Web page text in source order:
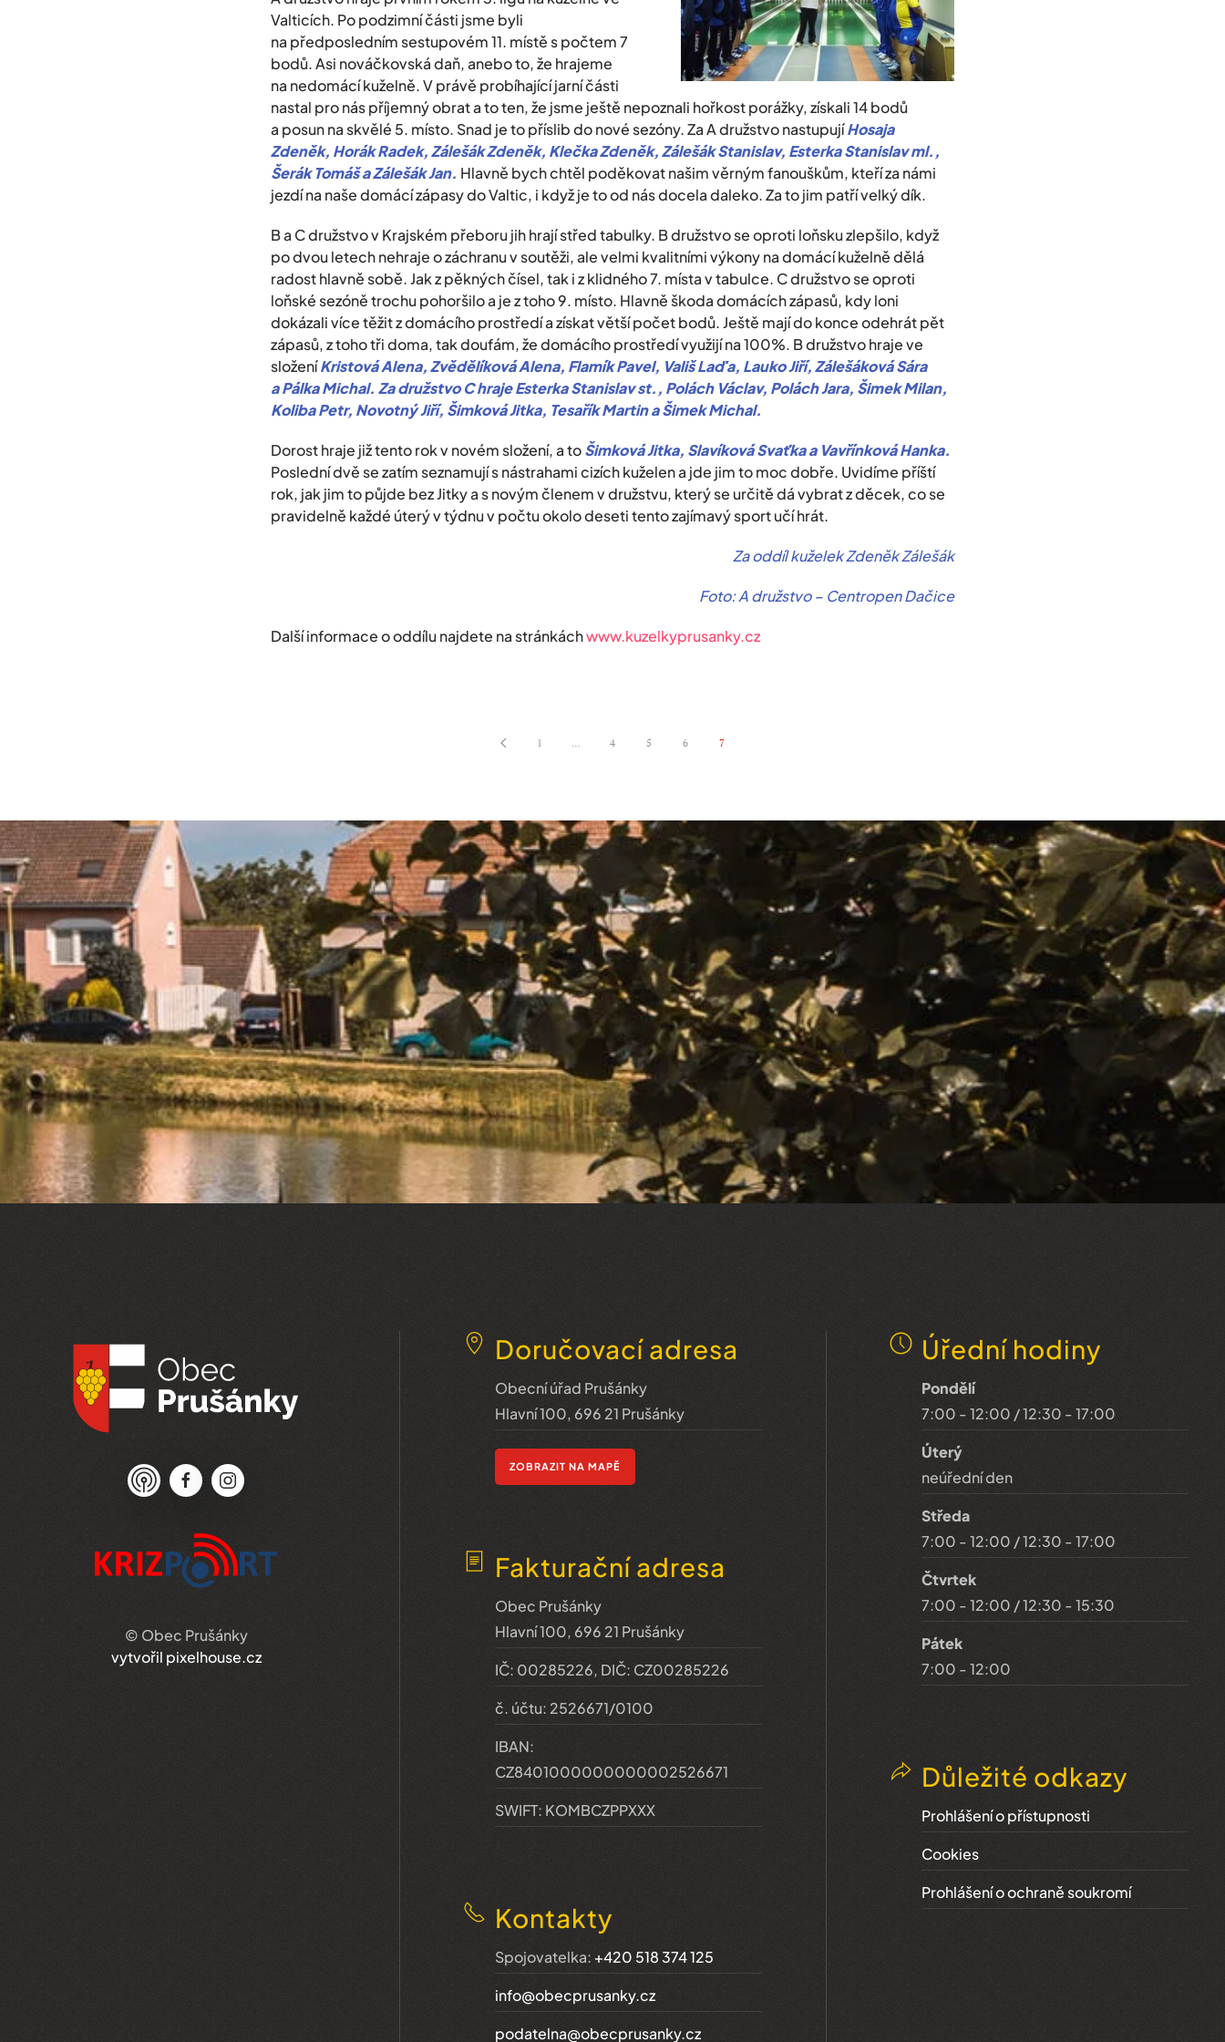
Valticích. Po podzimní části jsme byli
na předposledním sestupovém 11. místě s počtem 7
bodů. Asi nováčkovská daň, anebo to, že hrajeme
na nedomácí kuželně. V právě probíhající jarní části
nastal pro nás příjemný obrat a to ten, že jsme ještě nepoznali hořkost porážky, získali 14 bodů
a posun na skvělé 5. místo. Snad je to příslib do nové sezóny. Za A družstvo nastupujíHosaja
Zdeněk, Horák Radek, Zálešák Zdeněk, Klečka Zdeněk, Zálešák Stanislav, Esterka Stanislav ml.,
Šerák Tomáš a Zálešák Jan. Hlavně bych chtěl poděkovat našim věrným fanouškům, kteří za námi
jezdí na naše domácí zápasy do Valtic, i když je to od nás docela daleko. Za to jim patří velký dík.
B a C družstvo v Krajském přeboru jih hrají střed tabulky. B družstvo se oproti loňsku zlepšilo, když
po dvou letech nehraje o záchranu v soutěži, ale velmi kvalitními výkony na domácí kuželně dělá
radost hlavně sobě. Jak z pěkných čísel, tak i z klidného 7. místa v tabulce. C družstvo se oproti
loňské sezóně trochu pohoršilo a je z toho 9. místo. Hlavně škoda domácích zápasů, kdy loni
dokázali více těžit z domácího prostředí a získat větší počet bodů. Ještě mají do konce odehrát pět
zápasů, z toho tři doma, tak doufám, že domácího prostředí využijí na 100%. B družstvo hraje ve
složeníKristová Alena, Zvědělíková Alena, Flamík Pavel, Vališ Laďa, Lauko Jiří, Zálešáková Sára
a Pálka Michal. Za družstvo C hraje Esterka Stanislav st., Polách Václav, Polách Jara, Šimek Milan,
Koliba Petr, Novotný Jiří, Šimková Jitka, Tesařík Martin a Šimek Michal.
Dorost hraje již tento rok v novém složení, a toŠimková Jitka, Slavíková Svaťka a Vavřínková Hanka.
Poslední dvě se zatím seznamují s nástrahami cizích kuželen a jde jim to moc dobře. Uvidíme příští
rok, jak jim to půjde bez Jitky a s novým členem v družstvu, který se určitě dá vybrat z děcek, co se
pravidelně každé úterý v týdnu v počtu okolo deseti tento zajímavý sport učí hrát.
Za oddíl kuželek Zdeněk Zálešák
Foto: A družstvo – Centropen Dačice
Další informace o oddílu najdete na stránkáchwww.kuzelkyprusanky.cz
1 … 4 5 6 7
© Obec Prušánky
vytvořil pixelhouse.cz
Doručovací adresa
Obecní úřad Prušánky
Hlavní 100, 696 21 Prušánky
ZOBRAZIT NA MAPĚ
Fakturační adresa
Obec Prušánky
Hlavní 100, 696 21 Prušánky
IČ: 00285226, DIČ: CZ00285226
č. účtu: 2526671/0100
IBAN:
CZ8401000000000002526671
SWIFT: KOMBCZPPXXX
Kontakty
Spojovatelka: +420 518 374 125
info@obecprusanky.cz
podatelna@obecprusanky.cz
Úřední hodiny
Pondělí
7:00 - 12:00 / 12:30 - 17:00
Úterý
neúřední den
Středa
7:00 - 12:00 / 12:30 - 17:00
Čtvrtek
7:00 - 12:00 / 12:30 - 15:30
Pátek
7:00 - 12:00
Důležité odkazy
Prohlášení o přístupnosti
Cookies
Prohlášení o ochraně soukromí